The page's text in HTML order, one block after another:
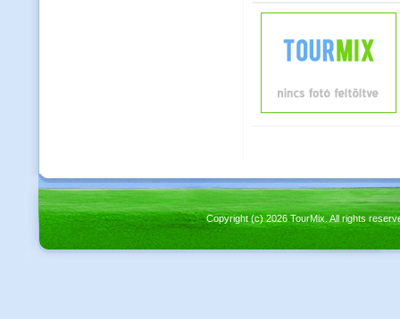
Copyright (c) 2026 TourMix. All rights